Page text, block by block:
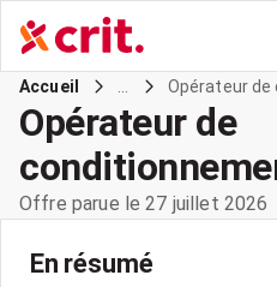
Accueil Opérateur
Opérateur de
Offre parue le 27 juillet 2026
En résumé